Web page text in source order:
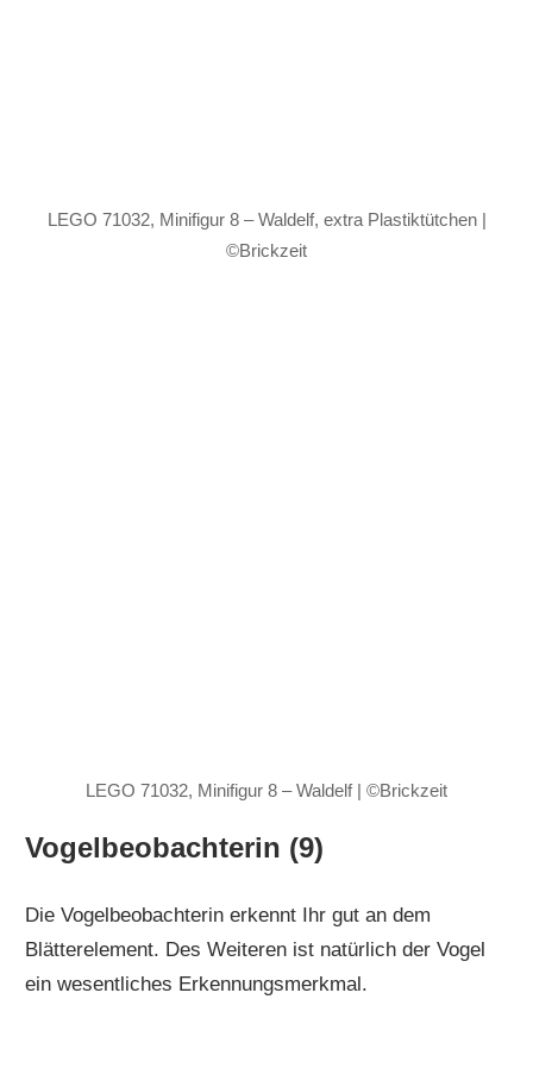
LEGO 71032, Minifigur 8 – Waldelf, extra Plastiktütchen |
©Brickzeit
LEGO 71032, Minifigur 8 – Waldelf | ©Brickzeit
Vogelbeobachterin (9)
Die Vogelbeobachterin erkennt Ihr gut an dem
Blätterelement. Des Weiteren ist natürlich der Vogel
ein wesentliches Erkennungsmerkmal.